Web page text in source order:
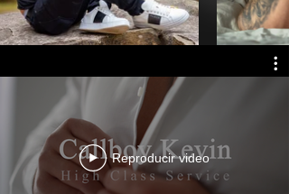
Reproducir video